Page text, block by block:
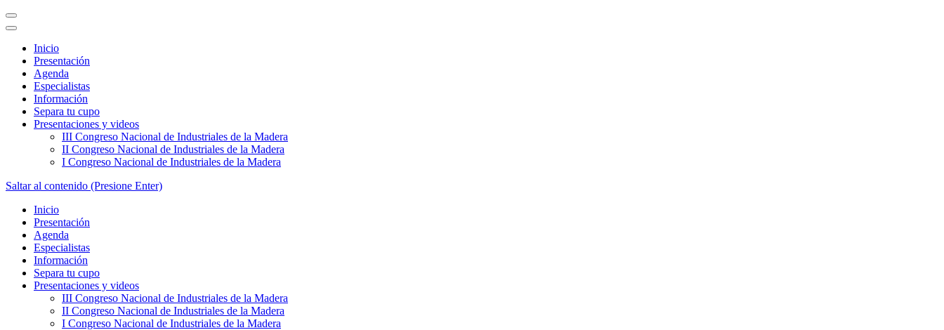
Inicio
Presentación
Agenda
Especialistas
Información
Separa tu cupo
Presentaciones y videos
III Congreso Nacional de Industriales de la Madera
II Congreso Nacional de Industriales de la Madera
I Congreso Nacional de Industriales de la Madera
Saltar al contenido (Presione Enter)
Semana de la bioeconomía colombiana
Inicio
Presentación
Agenda
Especialistas
Información
Separa tu cupo
Presentaciones y videos
III Congreso Nacional de Industriales de la Madera
II Congreso Nacional de Industriales de la Madera
I Congreso Nacional de Industriales de la Madera